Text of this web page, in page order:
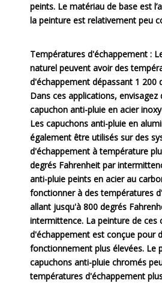
peints. Le matériau de base est
la peinture est relativement peu
Températures d'échappement :
naturel peuvent avoir des
d'échappement dépassant 1 200
Dans ces applications, envisagez
capuchon anti-pluie en acier
Les capuchons anti-pluie en
également être utilisés sur des
d'échappement à température
degrés Fahrenheit par
anti-pluie peints en acier au
fonctionner à des températures
allant jusqu'à 800 degrés
intermittence. La peinture de ces
d'échappement est conçue pour
fonctionnement plus élevées. Le
capuchons anti-pluie chromés
températures d'échappement